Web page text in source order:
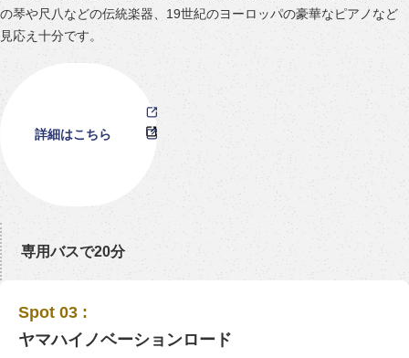
の琴や尺八などの伝統楽器、19世紀のヨーロッパの豪華なピアノなど
見応え十分です。
詳細はこちら
専用バスで20分
Spot 03 :
ヤマハイノベーションロード